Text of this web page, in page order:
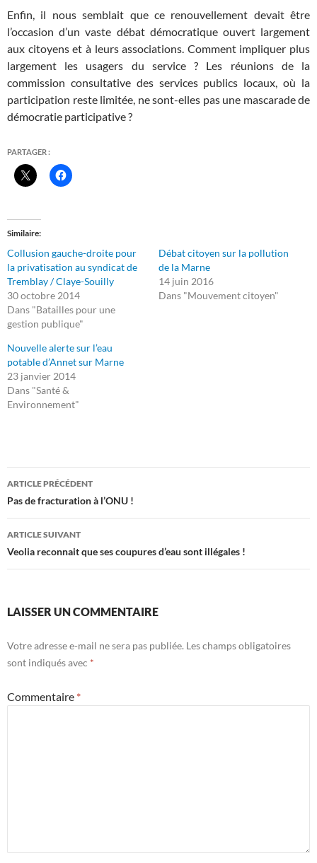
Enfin, il nous semblait que ce renouvellement devait être
l’occasion d’un vaste débat démocratique ouvert largement
aux citoyens et à leurs associations. Comment impliquer plus
largement les usagers du service ? Les réunions de la
commission consultative des services publics locaux, où la
participation reste limitée, ne sont-elles pas une mascarade de
démocratie participative ?
PARTAGER :
Similaire
Collusion gauche-droite pour
la privatisation au syndicat de
Tremblay / Claye-Souilly
30 octobre 2014
Dans "Batailles pour une
gestion publique"
Débat citoyen sur la pollution
de la Marne
14 juin 2016
Dans "Mouvement citoyen"
Nouvelle alerte sur l’eau
potable d’Annet sur Marne
23 janvier 2014
Dans "Santé &
Environnement"
Navigation
des
articles
ARTICLE PRÉCÉDENT
Pas de fracturation à l’ONU !
ARTICLE SUIVANT
Veolia reconnait que ses coupures d’eau sont illégales !
LAISSER UN COMMENTAIRE
Votre adresse e-mail ne sera pas publiée. Les champs obligatoires
sont indiqués avec *
Commentaire *